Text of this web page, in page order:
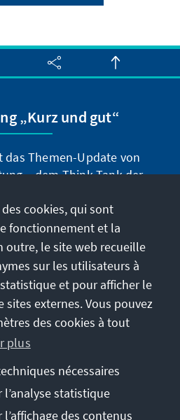
„Kurz und gut“
das Themen-Update von
– dem Think-Tank der
Sie in unregelmäßigen
über Themen, die wir
für wichtig halten.
abonnieren
cookies, qui sont
fonctionnement et la
outre, le site web recueille
sur les utilisateurs à
et pour afficher le
sites externes. Vous pouvez
des cookies à tout
plus
nécessaires
l’analyse statistique
des contenus